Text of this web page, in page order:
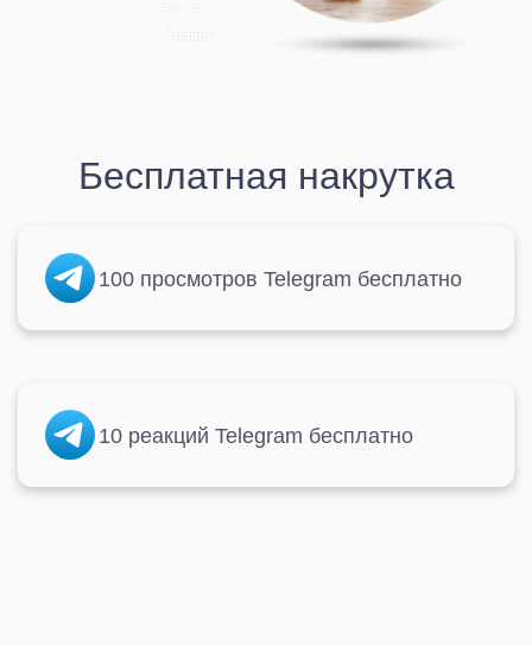
Бесплатная накрутка
100 просмотров Telegram бесплатно
10 реакций Telegram бесплатно